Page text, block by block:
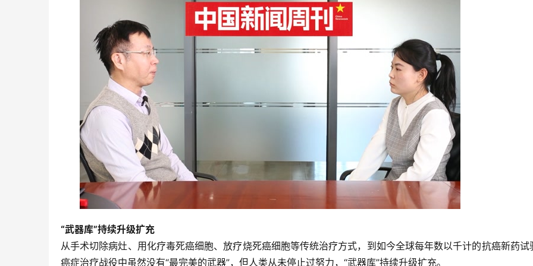
“武器库”持续升级扩充
从手术切除病灶、用化疗毒死癌细胞、放疗烧死癌细胞等传统治疗方式，到如今全球每年数以千计的抗癌新药试
癌症治疗战役中虽然没有“最完美的武器”，但人类从未停止过努力，“武器库”持续升级扩充。